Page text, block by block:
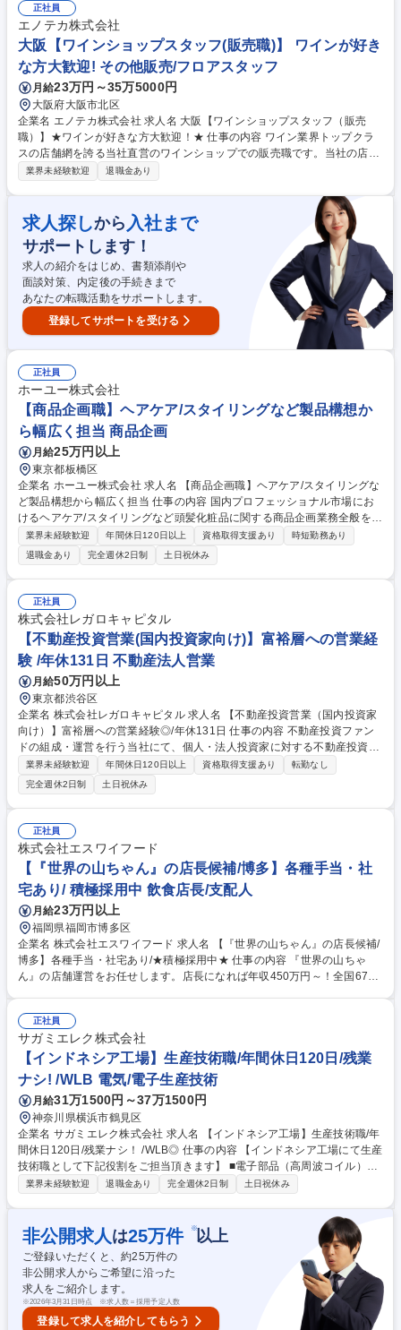
るための接客スタッフを大募集！ 【具体的なお仕事】●来店されたお客様
の接客（製品説明・販売） ●事務作業（データ入力、納期確認、見積書作
成） ●電話対応（来店の予約対応など） ●郵便物送付 募集職種 【西宮/シ
ョールーム販売職(店長候補)】未経験歓迎/年休124日/残業20時間
正社員
エノテカ株式会社
大阪【ワインショップスタッフ(販売職)】 ワインが好き
な方大歓迎! その他販売/フロアスタッフ
月給23万円～35万5000円
大阪府大阪市北区
企業名 エノテカ株式会社 求人名 大阪【ワインショップスタッフ（販売
職）】★ワインが好きな方大歓迎！★ 仕事の内容 ワイン業界トップクラ
スの店舗網を誇る当社直営のワインショップでの販売職です。当社の店舗
で扱うワインは自社直輸入。世界中の銘醸ワイン約3,000種類輸入、販売
出し、陳列・補充、POP作成 ◆レジ業務 ◆梱包、発送作業 ◆発注作業 ◆
店内イベントの企画、販売戦略、集客戦略、商品戦略の立案等 ◆販促物作
成 ※お客様からワインに関するアドバイスを求められることも多い仕事で
すので、ワインに関する勉強は欠かせません。入社後はワインエキスパー
トなどの資格取得も目指して頂きます。 募集職種 大阪【ワインショップ
スタッフ（販売職）】★ワインが好きな方大歓迎！★
業界未経験歓迎 退職金あり
求人探しから 入社まで
サポートします！
求人の紹介をはじめ、書類添削や
面談対策、内定後の手続きまで
あなたの転職活動をサポートします。
登録してサポートを受ける
正社員
ホーユー株式会社
【商品企画職】ヘアケア/スタイリングなど製品構想か
ら幅広く担当 商品企画
月給25万円以上
東京都板橋区
企業名 ホーユー株式会社 求人名 【商品企画職】ヘアケア/スタイリングな
ど製品構想から幅広く担当 仕事の内容 国内プロフェッショナル市場にお
けるヘアケア/スタイリングなど頭髪化粧品に関する商品企画業務全般を担
当していただきます。 【具体的な業務内容】 ・製品構想 ・市場調査/分析/
仮説設定/検証 ・開発PJ運営（テスト会運営含む） ・販促物/パブリッシン
グ制作 など 募集職種 【商品企画職】ヘアケア/スタイリングなど製品構想
から幅広く担当
業界未経験歓迎 年間休日120日以上 資格取得支援あり
時短勤務あり
退職金あり
完全週休2日制 土日祝休み
正社員
株式会社レガロキャピタル
【不動産投資営業(国内投資家向け)】富裕層への営業経
験 /年休131日 不動産法人営業
月給50万円以上
東京都渋谷区
企業名 株式会社レガロキャピタル 求人名 【不動産投資営業（国内投資家
向け）】富裕層への営業経験◎/年休131日 仕事の内容 不動産投資ファン
ドの組成・運営を行う当社にて、個人・法人投資家に対する不動産投資営
業をお任せします。メイン業務は投資家の獲得や案件ソーシングになり、
幅広く当社で可能な収益化案件を獲得頂きます。 【具体業務】■商業ビル
(5～100億円規模)を中心に、レジデンス・オフィス・ホテルなど幅広い物
件のアセットマネジメント■不動産全般に関するお困りごとの解決から投
資収益の最大化まで、長期的にお客様をサポート ※国内、シンガポールや
香港、台湾等の海外個人投資家と長期的に向き合えることがやりがいでも
あり、魅力です！※ファイナンスアレンジ含め、不動産投資に関するあら
ゆる分野を網羅したキャリア形成ができます！ 募集職種 【不動産投資営
業（国内投資家向け）】富裕層への営業経験◎/年休131日
業界未経験歓迎 年間休日120日以上 資格取得支援あり
転勤なし
完全週休2日制
土日祝休み
正社員
株式会社エスワイフード
【『世界の山ちゃん』の店長候補/博多】各種手当・社
宅あり/ 積極採用中 飲食店長/支配人
月給23万円以上
福岡県福岡市博多区
企業名 株式会社エスワイフード 求人名 【『世界の山ちゃん』の店長候補/
博多】各種手当・社宅あり/★積極採用中★ 仕事の内容 『世界の山ちゃ
ん』の店舗運営をお任せします。店長になれば年収450万円～！全国67店
接客、シフト管理、売上管理、アルバイト教育など運営業務全般をお任
せ。店舗の席数は平均80席前後。 ★当然、基本的な業務マニュアルはあ
りますが、「こうしなさい」「これはダメ」というルールは「勝手な値引
きは禁止」くらいで、細かい縛りはほぼありません。店長の裁量が大きい
分、チェーン店ながら各店に独自メニューがあるほど自由度は高めです。
※業務内容の変更の範囲：当社業務全般 募集職種 【『世界の山ちゃん』
の店長候補/博多】各種手当・社宅あり/★積極採用中★
正社員
サガミエレク株式会社
【インドネシア工場】生産技術職/年間休日120日/残業
ナシ! /WLB 電気/電子生産技術
月給31万1500円～37万1500円
神奈川県横浜市鶴見区
企業名 サガミエレク株式会社 求人名 【インドネシア工場】生産技術職/年
間休日120日/残業ナシ！ /WLB◎ 仕事の内容 【インドネシア工場にて生産
技術職として下記役割をご担当頂きます】 ■電子部品（高周波コイル）製
造装置の保守/メンテナンス/改造/製作 ※本社にて一定期間研修を行い、そ
【サガミエレクとは】コイルを得意とする電子部品メーカーです。海外拠
点も多数あり、グループ従業員約2,000人で事業を展開しております。 当
社は、２０１３年からインドネシアで工場を操業開始し、２０２０年１２
月からは第２工場も操業しております。 募集職種 【インドネシア工場】
生産技術職/年間休日120日/残業ナシ！ /WLB◎
業界未経験歓迎 退職金あり 完全週休2日制 土日祝休み
非公開求人 は25万件 ※以上
ご登録いただくと、約25万件の
非公開求人からご希望に沿った
求人をご紹介します。
※2026年3月31日時点 ※求人数＝採用予定人数
登録して求人を紹介してもらう